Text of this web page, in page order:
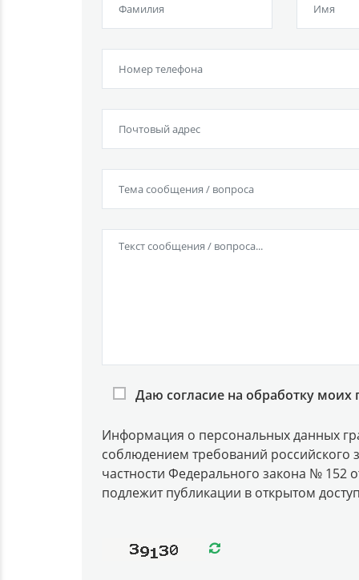
Даю согласие на обработку
Информация о персональных данных
соблюдением требований российского
частности Федерального закона № 152
подлежит публикации в открытом